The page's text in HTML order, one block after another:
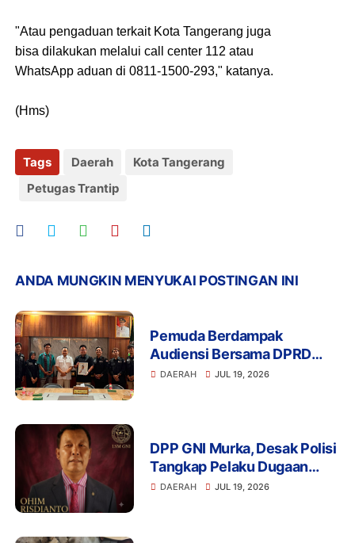
"Atau pengaduan terkait Kota Tangerang juga
bisa dilakukan melalui call center 112 atau
WhatsApp aduan di 0811-1500-293," katanya.
(Hms)
Tags Daerah
Kota Tangerang
Petugas Trantip
ANDA MUNGKIN MENYUKAI POSTINGAN INI
Pemuda Berdampak
Audiensi Bersama DPRD
Provinsi Banten Bahas
DAERAH JUL 19, 2026
DPP GNI Murka, Desak Polisi
Tangkap Pelaku Dugaan
Intimidasi dan
DAERAH JUL 19, 2026